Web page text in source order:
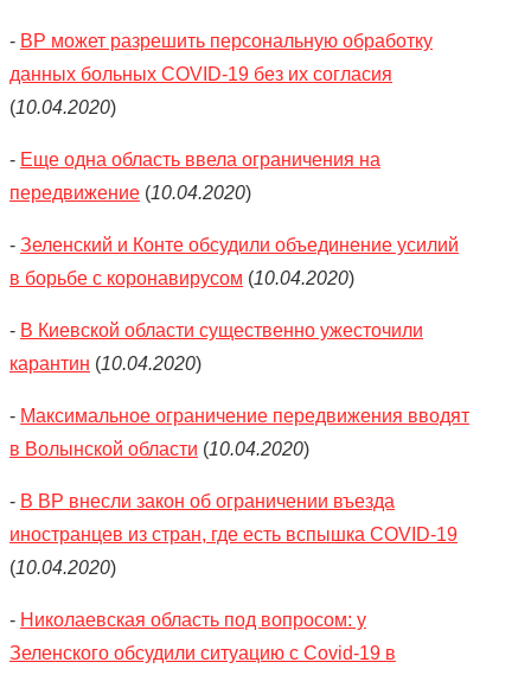
- ВР может разрешить персональную обработку
данных больных СOVID-19 без их согласия
(10.04.2020)
- Еще одна область ввела ограничения на
передвижение (10.04.2020)
- Зеленский и Конте обсудили объединение усилий
в борьбе с коронавирусом (10.04.2020)
- В Киевской области существенно ужесточили
карантин (10.04.2020)
- Максимальное ограничение передвижения вводят
в Волынской области (10.04.2020)
- В ВР внесли закон об ограничении въезда
иностранцев из стран, где есть вспышка COVID-19
(10.04.2020)
- Николаевская область под вопросом: у
Зеленского обсудили ситуацию с Covid-19 в